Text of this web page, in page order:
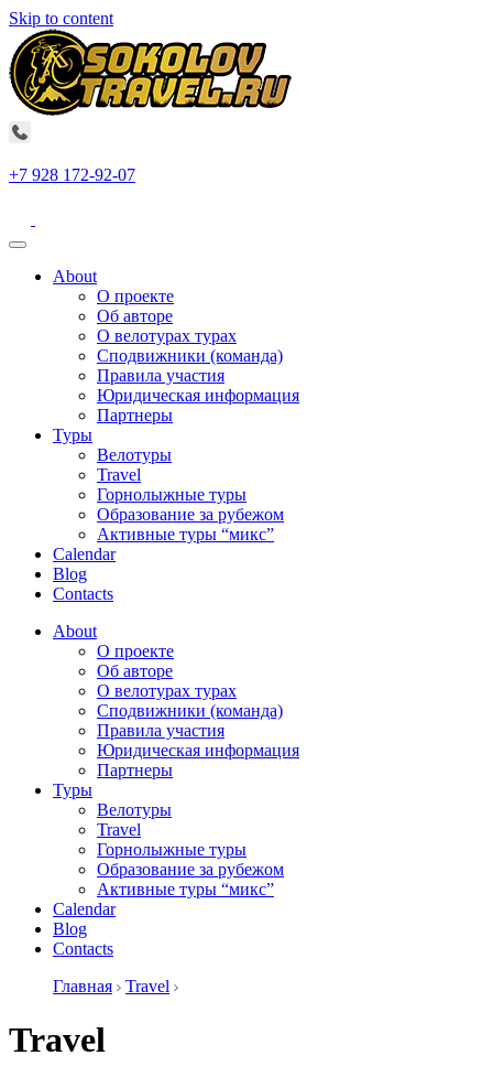
Skip to content
+7 928 172-92-07
About
О проекте
Об авторе
О велотурах турах
Сподвижники (команда)
Правила участия
Юридическая информация
Партнеры
Туры
Велотуры
Travel
Горнолыжные туры
Образование за рубежом
Активные туры “микс”
Calendar
Blog
Contacts
About
О проекте
Об авторе
О велотурах турах
Сподвижники (команда)
Правила участия
Юридическая информация
Партнеры
Туры
Велотуры
Travel
Горнолыжные туры
Образование за рубежом
Активные туры “микс”
Calendar
Blog
Contacts
Главная
Travel
Travel